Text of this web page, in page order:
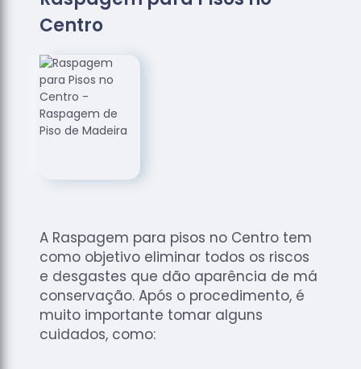
Empresas
Assoalhos
de Madeira
Loja de
Assoalhos
Assoalhos
Raspagem
de Tacos
Madeiras
Raspagens
Centro
A Raspagem para pisos no Centro tem
como objetivo eliminar todos os riscos
e desgastes que dão aparência de má
conservação. Após o procedimento, é
muito importante tomar alguns
cuidados, como: